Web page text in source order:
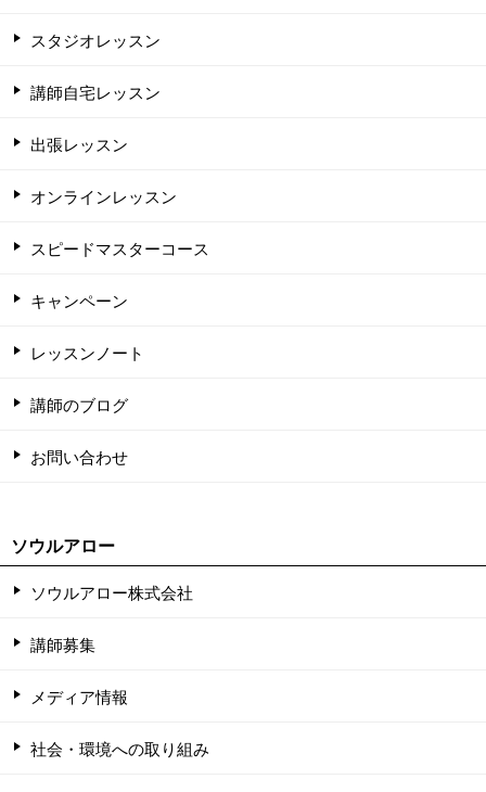
スタジオレッスン
講師自宅レッスン
出張レッスン
オンラインレッスン
スピードマスターコース
キャンペーン
レッスンノート
講師のブログ
お問い合わせ
ソウルアロー
ソウルアロー株式会社
講師募集
メディア情報
社会・環境への取り組み